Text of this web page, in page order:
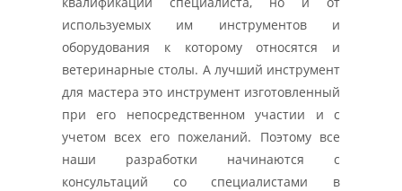
используемых им инструментов и
оборудования к которому относятся и
ветеринарные столы. А лучший инструмент
для мастера это инструмент изготовленный
при его непосредственном участии и с
учетом всех его пожеланий. Поэтому все
наши разработки начинаются с
консультаций со специалистами в